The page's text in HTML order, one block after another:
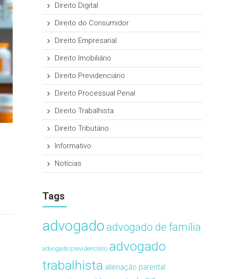
Direito Digital
Direito do Consumidor
Direito Empresarial
Direito Imobiliário
Direito Previdenciário
Direito Processual Penal
Direito Trabalhista
Direito Tributário
Informativo
Notícias
Tags
advogado advogado de família
advogado previdenciário advogado
trabalhista alienação parental